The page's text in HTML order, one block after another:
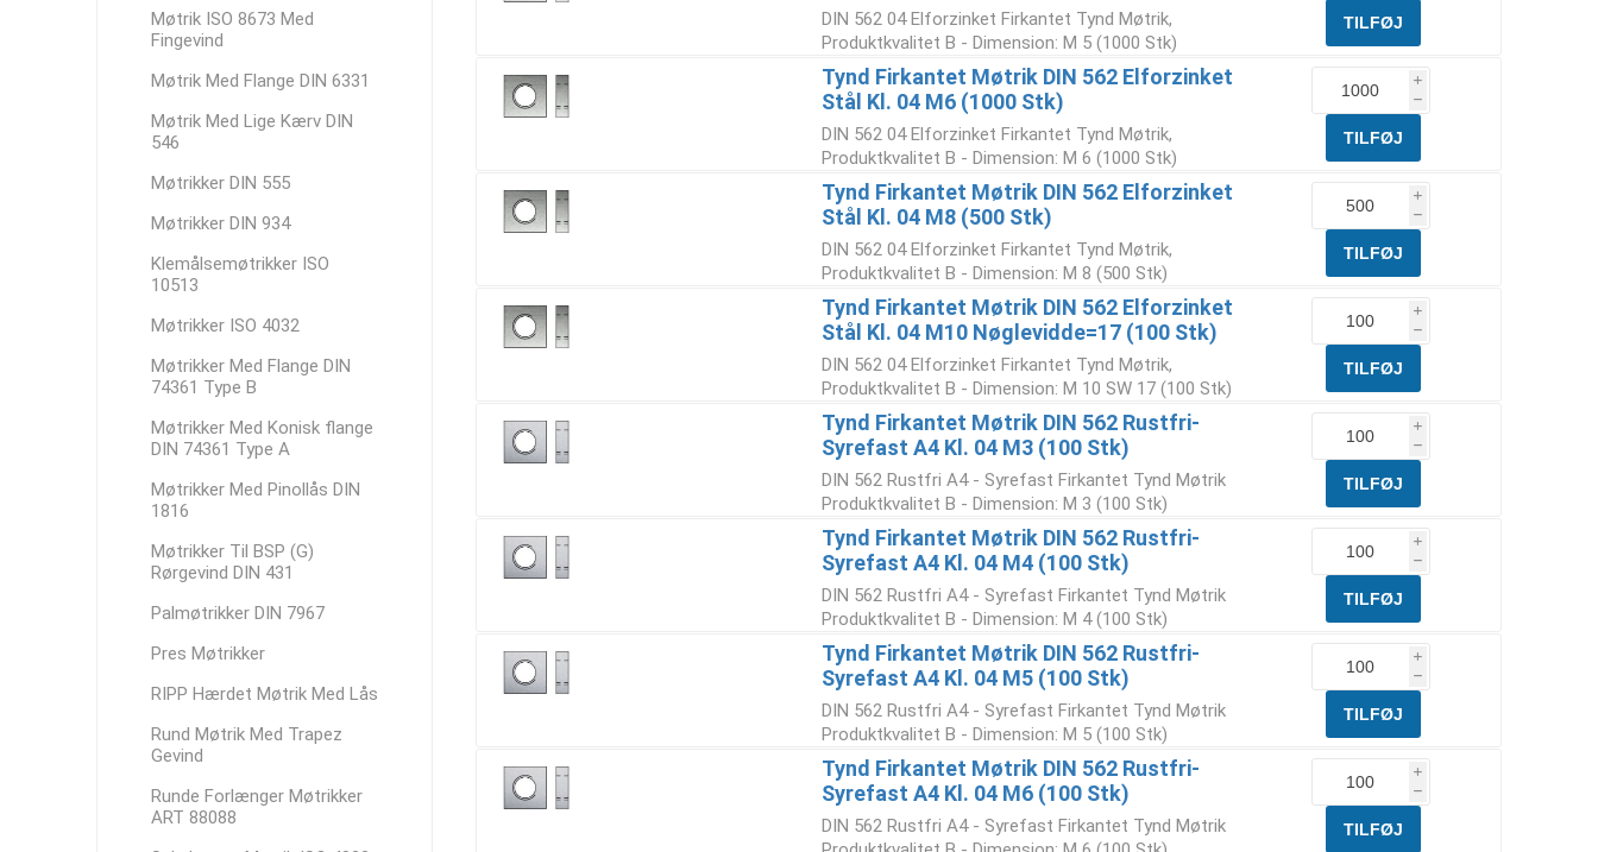
DIN 562 04 Elforzinket Firkantet Tynd Møtrik,
Produktkvalitet B - Dimension: M 5 (1000 Stk)
Tynd Firkantet Møtrik DIN 562 Elforzinket
Stål Kl. 04 M6 (1000 Stk)
DIN 562 04 Elforzinket Firkantet Tynd Møtrik,
Produktkvalitet B - Dimension: M 6 (1000 Stk)
i
h
Tynd Firkantet Møtrik DIN 562 Elforzinket
Stål Kl. 04 M8 (500 Stk)
DIN 562 04 Elforzinket Firkantet Tynd Møtrik,
Produktkvalitet B - Dimension: M 8 (500 Stk)
i
h
Tynd Firkantet Møtrik DIN 562 Elforzinket
Stål Kl. 04 M10 Nøglevidde=17 (100 Stk)
DIN 562 04 Elforzinket Firkantet Tynd Møtrik,
Produktkvalitet B - Dimension: M 10 SW 17 (100 Stk)
i
h
Tynd Firkantet Møtrik DIN 562 Rustfri-
Syrefast A4 Kl. 04 M3 (100 Stk)
DIN 562 Rustfri A4 - Syrefast Firkantet Tynd Møtrik
Produktkvalitet B - Dimension: M 3 (100 Stk)
i
h
Tynd Firkantet Møtrik DIN 562 Rustfri-
Syrefast A4 Kl. 04 M4 (100 Stk)
DIN 562 Rustfri A4 - Syrefast Firkantet Tynd Møtrik
Produktkvalitet B - Dimension: M 4 (100 Stk)
i
h
Tynd Firkantet Møtrik DIN 562 Rustfri-
Syrefast A4 Kl. 04 M5 (100 Stk)
DIN 562 Rustfri A4 - Syrefast Firkantet Tynd Møtrik
Produktkvalitet B - Dimension: M 5 (100 Stk)
i
h
Tynd Firkantet Møtrik DIN 562 Rustfri-
Syrefast A4 Kl. 04 M6 (100 Stk)
DIN 562 Rustfri A4 - Syrefast Firkantet Tynd Møtrik
i
h
Møtrik ISO 8673 Med
Fingevind
Møtrik Med Flange DIN 6331
Møtrik Med Lige Kærv DIN
546
Møtrikker DIN 555
Møtrikker DIN 934
Klemålsemøtrikker ISO
10513
Møtrikker ISO 4032
Møtrikker Med Flange DIN
74361 Type B
Møtrikker Med Konisk flange
DIN 74361 Type A
Møtrikker Med Pinollås DIN
1816
Møtrikker Til BSP (G)
Rørgevind DIN 431
Palmøtrikker DIN 7967
Pres Møtrikker
RIPP Hærdet Møtrik Med Lås
Rund Møtrik Med Trapez
Gevind
Runde Forlænger Møtrikker
ART 88088